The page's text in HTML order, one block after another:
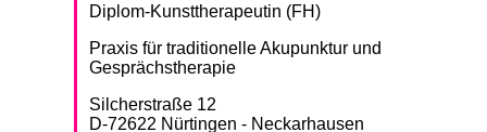
Diplom-Kunsttherapeutin (FH)
Praxis für traditionelle Akupunktur und
Gesprächstherapie
Silcherstraße 12
D-72622 Nürtingen - Neckarhausen